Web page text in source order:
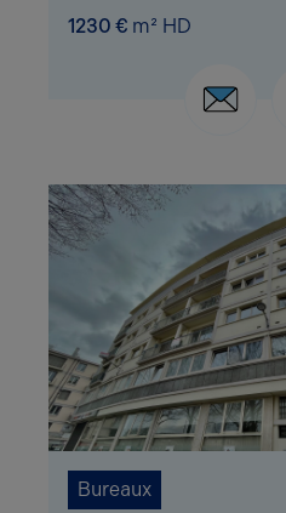
1230 € m² HD
Bureaux